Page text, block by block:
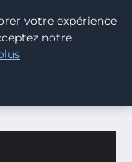
PRATIQUE
votre expérience
notre